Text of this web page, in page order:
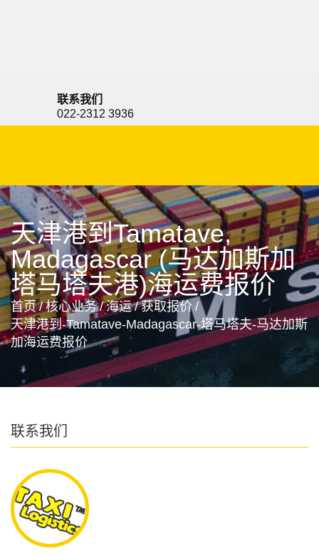
联系我们
022-2312 3936
天津港到Tamatave,
Madagascar (马达加斯加
塔马塔夫港)海运费报价
首页 / 核心业务 / 海运 / 获取报价 /
天津港到-Tamatave-Madagascar-塔马塔夫-马达加斯
加海运费报价
联系我们